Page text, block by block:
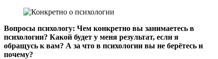
Вопросы психологу: Чем конкретно вы занимаетесь в
психологии? Какой будет у меня результат, если я
обращусь к вам? А за что в психологии вы не берётесь и
почему?